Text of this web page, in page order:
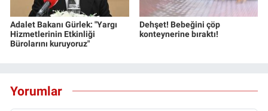
Adalet Bakanı Gürlek: "Yargı
Hizmetlerinin Etkinliği
Bürolarını kuruyoruz"
Dehşet! Bebeğini çöp
konteynerine bıraktı!
Yorumlar